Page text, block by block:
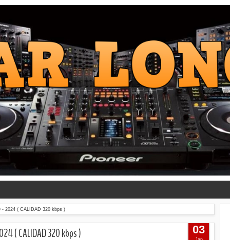
- 2024 ( CALIDAD 320 kbps )
( CALIDAD 320 kbps ) 03